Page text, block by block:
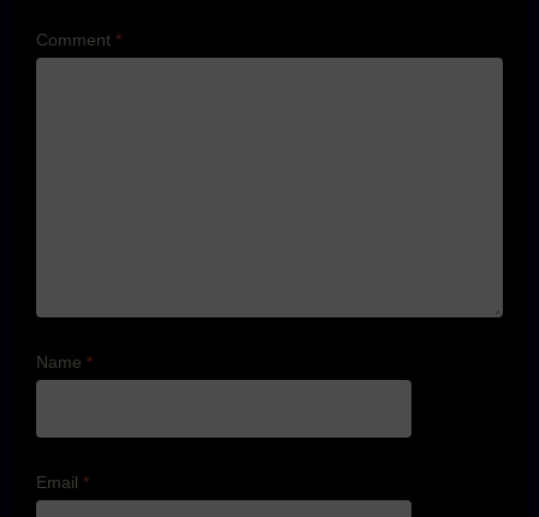
Comment *
Name *
Email *